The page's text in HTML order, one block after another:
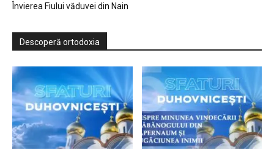
Învierea Fiului văduvei din Nain
Descoperă ortodoxia